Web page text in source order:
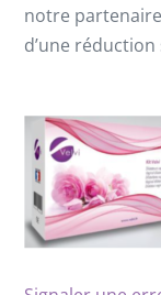
notre
d’une